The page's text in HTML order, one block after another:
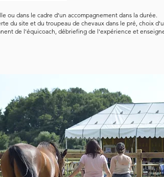
ou dans le cadre d’un accompagnement dans la durée.
du site et du troupeau de chevaux dans le pré, choix
de l'équicoach, débriefing de l'expérience et